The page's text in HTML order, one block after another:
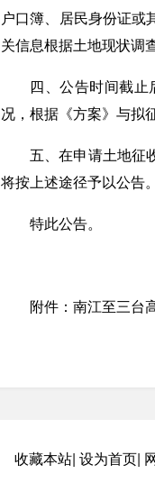
户口簿、居民身份证或
关信息根据土地现状调
四、公告时间截
况，根据《方案》与拟
五、在申请土地征
将按上述途径予以公告。
特此公告。
附件：南江至三台
收藏本站| 设为首页|